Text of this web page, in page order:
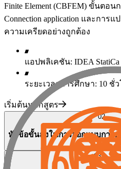
Finite Element (CBFEM) ขั้นตอ
Connection application และการ
ความเครียดอย่างถูกต้อง
แอปพลิเคชัน: IDEA StatiCa
ระยะเวลาการศึกษา: 10 ชั่
เริ่มต้นหลักสูตร
02
หัวข้อขั้นสูงในการออกแบบการเ
03